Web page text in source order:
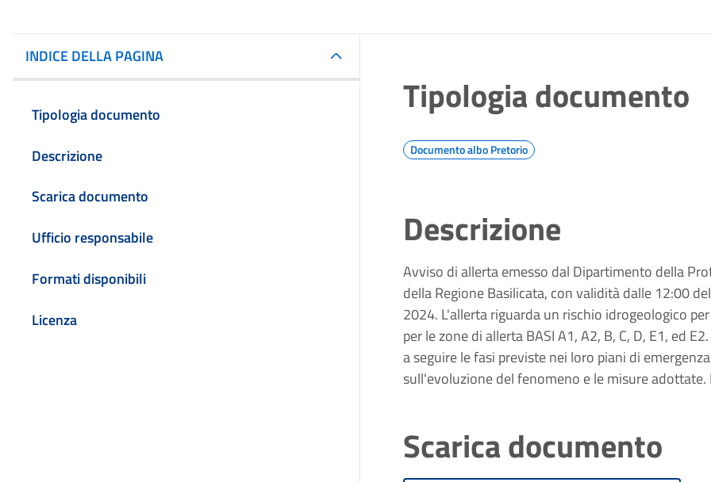
INDICE DELLA PAGINA
Tipologia documento
Descrizione
Scarica documento
Ufficio responsabile
Formati disponibili
Licenza
Tipologia documento
Documento albo Pretorio
Descrizione
Avviso di allerta emesso dal Dipartimento della
della Regione Basilicata, con validità dalle 12:00
2024. L'allerta riguarda un rischio idrogeologico
per le zone di allerta BASI A1, A2, B, C, D, E1, ed
a seguire le fasi previste nei loro piani di
sull'evoluzione del fenomeno e le misure
Scarica documento